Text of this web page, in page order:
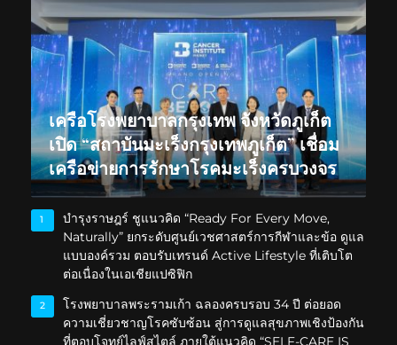
เครือโรงพยาบาลกรุงเทพ จังหวัดภูเก็ต
เปิด “สถาบันมะเร็งกรุงเทพภูเก็ต” เชื่อม
เครือข่ายการรักษาโรคมะเร็งครบวงจร
1
บำรุงราษฎร์ ชูแนวคิด “Ready For Every Move,
Naturally” ยกระดับศูนย์เวชศาสตร์การกีฬาและข้อ ดูแล
แบบองค์รวม ตอบรับเทรนด์ Active Lifestyle ที่เติบโต
ต่อเนื่องในเอเชียแปซิฟิก
2
โรงพยาบาลพระรามเก้า ฉลองครบรอบ 34 ปี ต่อยอด
ความเชี่ยวชาญโรคซับซ้อน สู่การดูแลสุขภาพเชิงป้องกัน
ที่ตอบโจทย์ไลฟ์สไตล์ ภายใต้แนวคิด “SELF-CARE IS